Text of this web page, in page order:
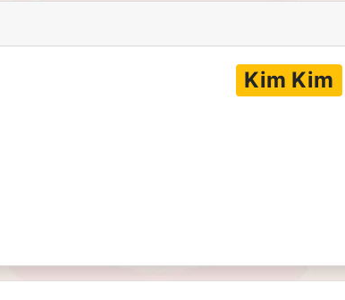
Kim Kim